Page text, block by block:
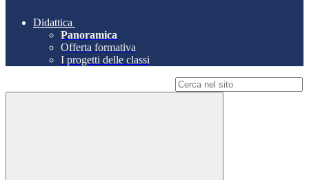
Didattica
Panoramica
Offerta formativa
I progetti delle classi